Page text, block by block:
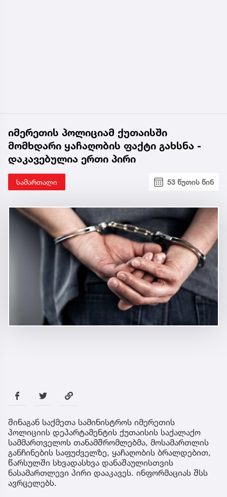
იმერეთის პოლიციამ ქუთაისში
მომხდარი ყაჩაღობის ფაქტი გახსნა -
დაკავებულია ერთი პირი
სამართალი 53 წუთის წინ
შინაგან საქმეთა სამინისტროს იმერეთის
პოლიციის დეპარტამენტის ქუთაისის საქალაქო
სამმართველოს თანამშრომლებმა, მოსამართლის
განჩინების საფუძველზე, ყაჩაღობის ბრალდებით,
წარსულში სხვადასხვა დანაშაულისთვის
ნასამართლევი პირი დააკავეს. ინფორმაციას შსს
ავრცელებს.